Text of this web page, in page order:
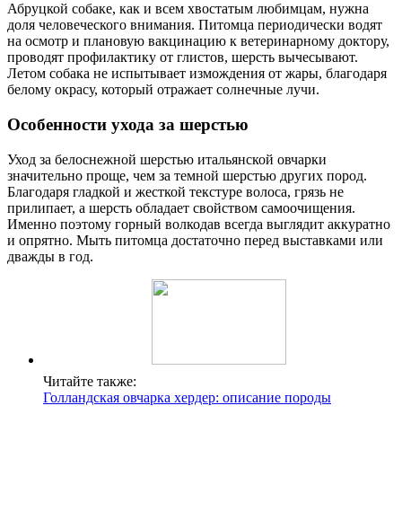
Абруцкой собаке, как и всем хвостатым любимцам, нужна
доля человеческого внимания. Питомца периодически водят
на осмотр и плановую вакцинацию к ветеринарному доктору,
проводят профилактику от глистов, шерсть вычесывают.
Летом собака не испытывает измождения от жары, благодаря
белому окрасу, который отражает солнечные лучи.
Особенности ухода за шерстью
Уход за белоснежной шерстью итальянской овчарки
значительно проще, чем за темной шерстью других пород.
Благодаря гладкой и жесткой текстуре волоса, грязь не
прилипает, а шерсть обладает свойством самоочищения.
Именно поэтому горный волкодав всегда выглядит аккуратно
и опрятно. Мыть питомца достаточно перед выставками или
дважды в год.
Читайте также:
Голландская овчарка хердер: описание породы